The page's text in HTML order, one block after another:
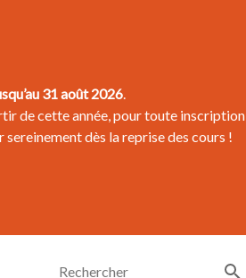
31 août 2026.
de cette année, pour toute inscription
dès la reprise des cours !
Rechercher